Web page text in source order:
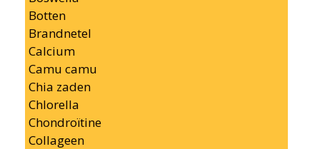
Botten
Brandnetel
Calcium
Camu camu
Chia zaden
Chlorella
Chondroïtine
Collageen